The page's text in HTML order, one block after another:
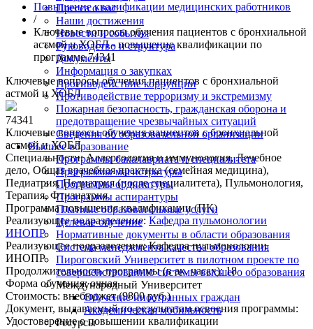
Пресса о нас
Наши достижения
Новости и события
Руководство и структура
Документы
Информация о закупках
Противодействие коррупции
Противодействие терроризму и экстремизму
Пожарная безопасность, гражданская оборона и
предотвращение чрезвычайных ситуаций
Сведения об образовательной организации
Высшее образование
Программы бакалавриата и специалитета
Программы магистратуры
Программы ординатуры
Программы аспирантуры
Платные образовательные услуги
Целевое обучение
Нормативные документы в области образования
Система менеджмента качества образования
Пироговский Университет в пилотном проекте по
совершенствованию системы высшего образования
Международный Университет
Обучение иностранных граждан
Академическая мобильность
Ресурсы
Повышение квалификации медицинских работников
/
Ключевые вопросы обучения пациентов с бронхиальной
астмой и ХОБЛ - повышение квалификации по
программе 74341
Ключевые вопросы обучения пациентов с бронхиальной
астмой и ХОБЛ
74341
Ключевые вопросы обучения пациентов с бронхиальной
астмой и ХОБЛ
Специальности:Аллергология и иммунология, Лечебное
дело, Общая врачебная практика (семейная медицина),
Педиатрия, Педиатрия (после специалитета), Пульмонология,
Терапия, Фтизиатрия
Программа повышения квалификации (ПК)
Реализующее подразделение: Кафедра пульмонологии
ИНОПР
Реализующее подразделение:Кафедра пульмонологии
ИНОПР
Продолжительность программы (в ак. часах):18
Форма обучения:очная
Стоимость: внебюджет (9800 руб.)
Документ, выдаваемый по результатам освоения программы:
Удостоверение о повышении квалификации